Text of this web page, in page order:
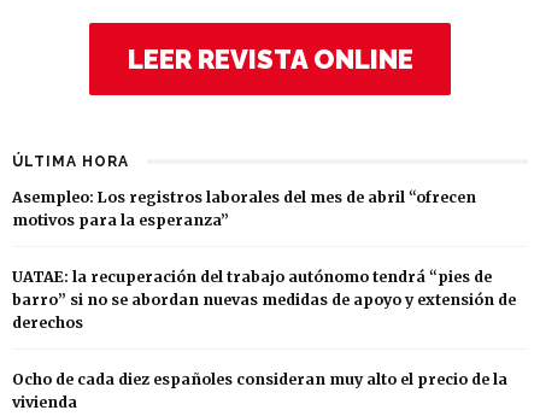
LEER REVISTA ONLINE
ÚLTIMA HORA
Asempleo: Los registros laborales del mes de abril “ofrecen
motivos para la esperanza”
UATAE: la recuperación del trabajo autónomo tendrá “pies de
barro” si no se abordan nuevas medidas de apoyo y extensión de
derechos
Ocho de cada diez españoles consideran muy alto el precio de la
vivienda